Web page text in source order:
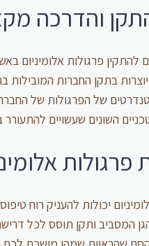
והדרכה
להתקין פרגולות אלומיניום
בתקן החברות המובילות
של הפרגולות של
השונים שעשויים
פרגולות
יכולות להעניק רוח
המסביב ותקן תוסס לכל